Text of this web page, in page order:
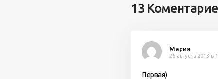
13
Мария
26 августа 2013 в
Первая)